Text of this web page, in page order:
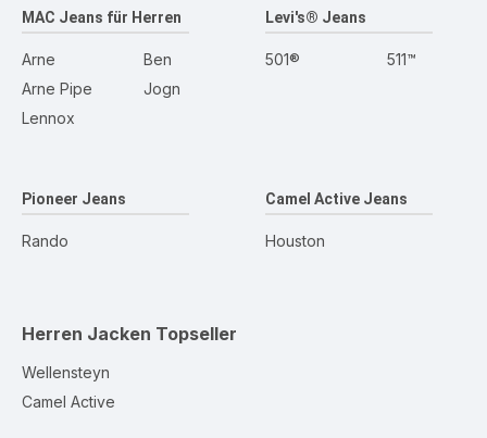
MAC Jeans für Herren
Arne
Arne Pipe
Lennox
Ben
Jogn
Levi's® Jeans
501® 511™
Pioneer Jeans
Rando
Camel Active Jeans
Houston
Herren Jacken Topseller
Wellensteyn
Camel Active